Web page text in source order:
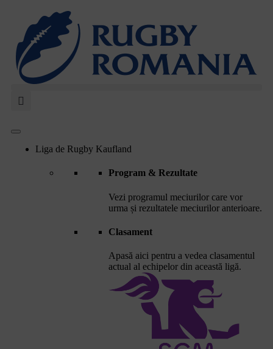
Liga de Rugby Kaufland
Program & Rezultate
Vezi programul meciurilor care vor
urma și rezultatele meciurilor anterioare.
Clasament
Apasă aici pentru a vedea clasamentul
actual al echipelor din această ligă.